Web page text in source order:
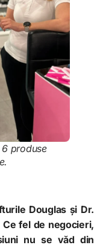
produse
Douglas și Dr.
fel de negocieri,
nu se văd din